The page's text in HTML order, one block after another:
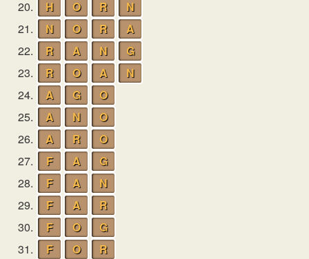
20. H O R
N
21.
N O R
A
22.
R A N
G
23.
R O A
N
24.
A G
O
25.
A N
O
26.
A R
O
27.
F A
G
28.
F A
N
29.
F A
R
30.
F O
G
31.
F O
R